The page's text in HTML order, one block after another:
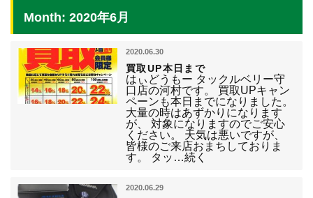
Month: 2020年6月
2020.06.30
買取UP本日まで
はぃどうもー タックルベリー守
口店の河村です。 買取UPキャン
ペーンも本日までになりました。
大量の時はあずかりになります
が、 対象になりますのでご安心
ください。 天気は悪いですが、
皆様のご来店おまちしておりま
す。 タッ…続く
2020.06.29